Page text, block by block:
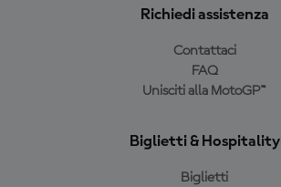
Richiedi assistenza
Contattaci
FAQ
Unisciti alla MotoGP™
Biglietti & Hospitality
Biglietti